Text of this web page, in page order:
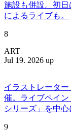
施設も併設。初日
によるライブも。
8
ART
Jul 19. 2026 up
イラストレータ
催。ライブペイ
シリーズ」を中
9